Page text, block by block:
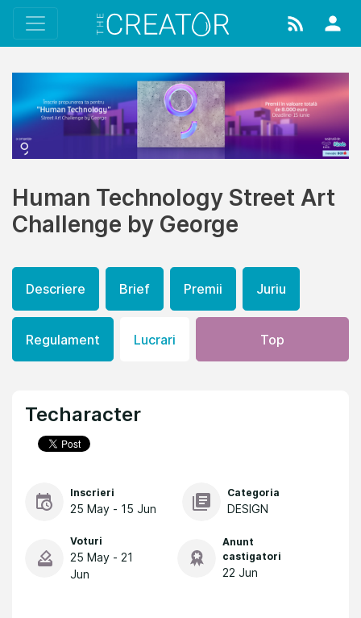
Human Technology Street Art
Challenge by George
Descriere Brief Premii Juriu
Regulament Lucrari Top
Techaracter
Inscrieri
25 May - 15 Jun
Categoria
DESIGN
Voturi
25 May - 21
Jun
Anunt
castigatori
22 Jun